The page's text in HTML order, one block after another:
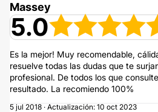
Massey
5.0
Es la mejor! Muy recomendable,
resuelve todas las dudas que te
profesional. De todos los que
resultado. La recomiendo 100%
5 jul 2018 · Actualización: 10 oct 2023